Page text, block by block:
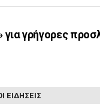
γρήγορες
ΕΙΔΗΣΕΙΣ